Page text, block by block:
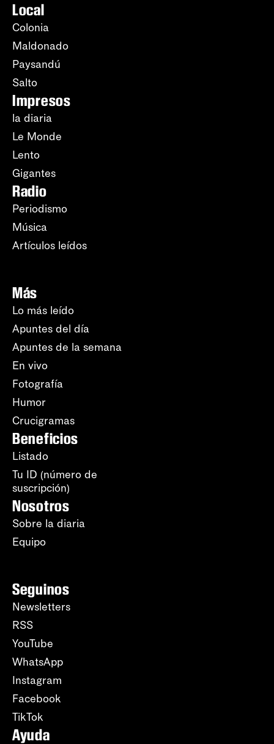
Local
Colonia
Maldonado
Paysandú
Salto
Impresos
la diaria
Le Monde
Lento
Gigantes
Radio
Periodismo
Música
Artículos leídos
Más
Lo más leído
Apuntes del día
Apuntes de la semana
En vivo
Fotografía
Humor
Crucigramas
Beneficios
Listado
Tu ID (número de
suscripción)
Nosotros
Sobre la diaria
Equipo
Seguinos
Newsletters
RSS
YouTube
WhatsApp
Instagram
Facebook
TikTok
Ayuda